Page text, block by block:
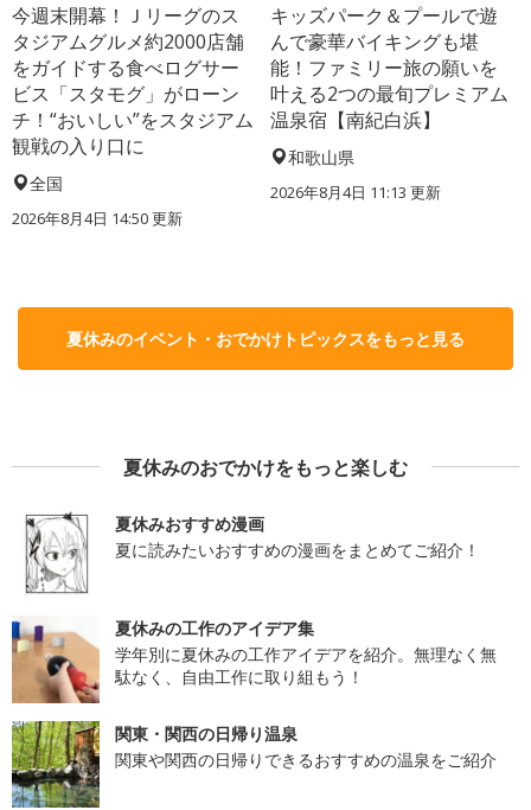
今週末開幕！Ｊリーグのス
タジアムグルメ約2000店舗
をガイドする食べログサー
ビス「スタモグ」がローン
チ！“おいしい”をスタジアム
観戦の入り口に
全国
2026年8月4日 14:50更新
キッズパーク＆プールで遊
んで豪華バイキングも堪
能！ファミリー旅の願いを
叶える2つの最旬プレミアム
温泉宿【南紀白浜】
和歌山県
2026年8月4日 11:13 更新
夏休みのイベント・おでかけトピックスをもっと見る
夏休みのおでかけをもっと楽しむ
夏休みおすすめ漫画
夏に読みたいおすすめの漫画をまとめてご紹介！
夏休みの工作のアイデア集
学年別に夏休みの工作アイデアを紹介。無理なく無
駄なく、自由工作に取り組もう！
関東・関西の日帰り温泉
関東や関西の日帰りできるおすすめの温泉をご紹介